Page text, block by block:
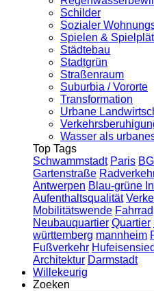
Schilder
Sozialer
Spielen &
Städtebau
Stadtgrün
Straßenraum
Suburbia / Vororte
Transformation
Urbane
Wasser als
Top Tags
Schwammstadt Paris BGI
Gartenstraße
Antwerpen Blau-grüne
Aufenthaltsqualität
Mobilitätswende
Neubauquartier Quartier
württemberg mannheim
Fußverkehr
Architektur Darmstadt
Willekeurig
Zoeken